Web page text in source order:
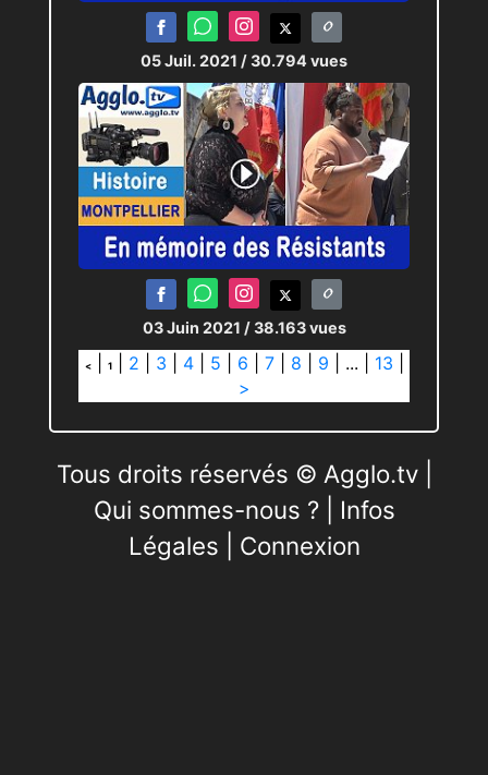
05 Juil. 2021 / 30.794 vues
03 Juin 2021 / 38.163 vues
<| 1| 2 3 4| 5 6 7| 8 9 ... 13
>
Tous droits réservés © Agglo.tv |
Qui sommes-nous ?| Infos
Légales
Connexion